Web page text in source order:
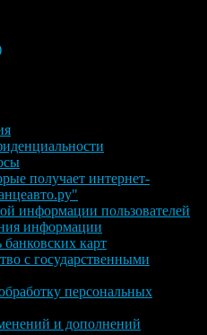
получает интернет-
информации пользователей
информации
банковских карт
с государственными
персональных
и дополнений